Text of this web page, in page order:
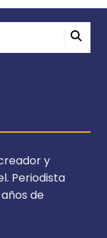
y
Periodista
de